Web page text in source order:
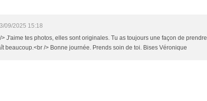
09/2025 15:18
J'aime tes photos, elles sont originales. Tu as toujours une façon de prendre
beaucoup.<br /> Bonne journée. Prends soin de toi. Bises Véronique